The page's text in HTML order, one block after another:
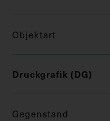
Objektart
Druckgrafik (DG)
Gegenstand